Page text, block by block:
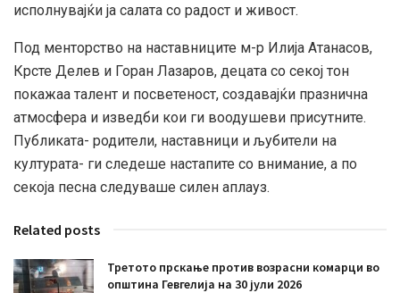
исполнувајќи ја салата со радост и живост.
Под менторство на наставниците м-р Илија Атанасов,
Крсте Делев и Горан Лазаров, децата со секој тон
покажаа талент и посветеност, создавајќи празнична
атмосфера и изведби кои ги воодушеви присутните.
Публиката- родители, наставници и љубители на
културата- ги следеше настапите со внимание, а по
секоја песна следуваше силен аплауз.
Related posts
Третото прскање против возрасни комарци во
општина Гевгелија на 30 јули 2026